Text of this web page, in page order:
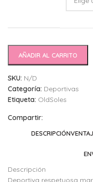
AÑADIR AL CARRITO
SKU: N/D
Categoría: Deportivas
Etiqueta: OldSoles
Compartir:
DESCRIPCIÓN
Descripción
Deportiva respetuosa